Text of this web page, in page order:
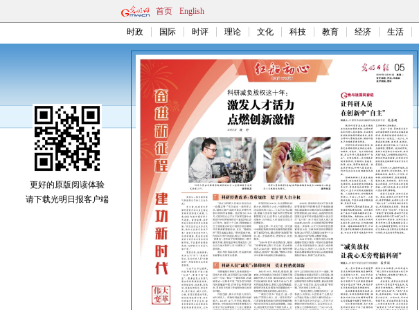
首页 English
时政 国际 时评 理论 文化 科技 教育 经济 生活
更好的原版阅读体验
请下载光明日报客户端